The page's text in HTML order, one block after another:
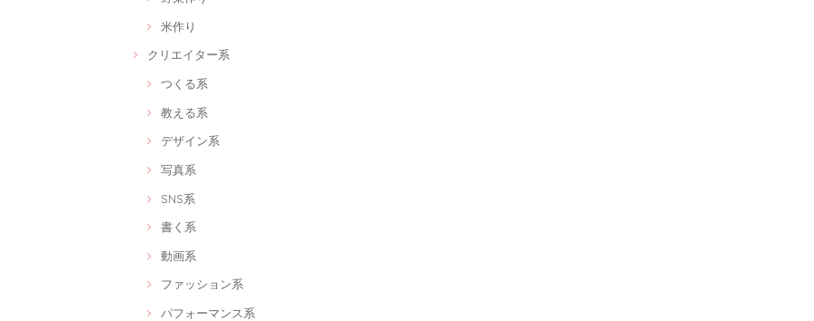
米作り
クリエイター系
つくる系
教える系
デザイン系
写真系
SNS系
書く系
動画系
ファッション系
パフォーマンス系